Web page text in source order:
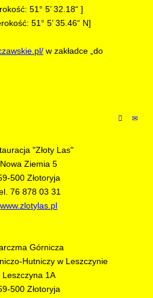
51° 5’ 32.18“ ]
51° 5’ 35.46“ N]
w zakładce „do
"Złoty Las"
Nowa Ziemia 5
500 Złotoryja
76 878 03 31
www.zlotylas.pl
Górnicza
Hutniczy w Leszczynie
Leszczyna 1A
500 Złotoryja